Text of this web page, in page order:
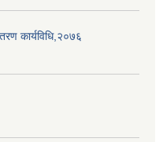
कार्यविधि,२०७६